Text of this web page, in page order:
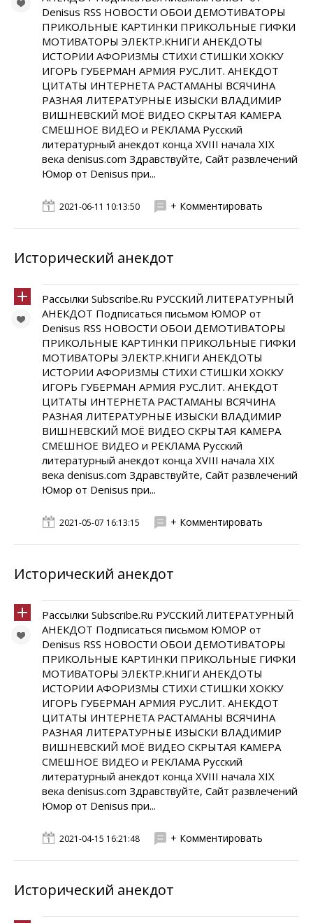
Denisus RSS НОВОСТИ ОБОИ ДЕМОТИВАТОРЫ
ПРИКОЛЬНЫЕ КАРТИНКИ ПРИКОЛЬНЫЕ ГИФКИ
МОТИВАТОРЫ ЭЛЕКТР.КНИГИ АНЕКДОТЫ
ИСТОРИИ АФОРИЗМЫ СТИХИ СТИШКИ ХОККУ
ИГОРЬ ГУБЕРМАН АРМИЯ РУС.ЛИТ. АНЕКДОТ
ЦИТАТЫ ИНТЕРНЕТА РАСТАМАНЫ ВСЯЧИНА
РАЗНАЯ ЛИТЕРАТУРНЫЕ ИЗЫСКИ ВЛАДИМИР
ВИШНЕВСКИЙ МОЁ ВИДЕО СКРЫТАЯ КАМЕРА
СМЕШНОЕ ВИДЕО и РЕКЛАМА Русский
литературный анекдот конца XVIII начала XIX
века denisus.com Здравствуйте, Сайт развлечений
Юмор от Denisus при...
2021-06-11 10:13:50 + Комментировать
Исторический анекдот
Рассылки Subscribe.Ru РУССКИЙ ЛИТЕРАТУРНЫЙ
АНЕКДОТ Подписаться письмом ЮМОР от
Denisus RSS НОВОСТИ ОБОИ ДЕМОТИВАТОРЫ
ПРИКОЛЬНЫЕ КАРТИНКИ ПРИКОЛЬНЫЕ ГИФКИ
МОТИВАТОРЫ ЭЛЕКТР.КНИГИ АНЕКДОТЫ
ИСТОРИИ АФОРИЗМЫ СТИХИ СТИШКИ ХОККУ
ИГОРЬ ГУБЕРМАН АРМИЯ РУС.ЛИТ. АНЕКДОТ
ЦИТАТЫ ИНТЕРНЕТА РАСТАМАНЫ ВСЯЧИНА
РАЗНАЯ ЛИТЕРАТУРНЫЕ ИЗЫСКИ ВЛАДИМИР
ВИШНЕВСКИЙ МОЁ ВИДЕО СКРЫТАЯ КАМЕРА
СМЕШНОЕ ВИДЕО и РЕКЛАМА Русский
литературный анекдот конца XVIII начала XIX
века denisus.com Здравствуйте, Сайт развлечений
Юмор от Denisus при...
2021-05-07 16:13:15 + Комментировать
Исторический анекдот
Рассылки Subscribe.Ru РУССКИЙ ЛИТЕРАТУРНЫЙ
АНЕКДОТ Подписаться письмом ЮМОР от
Denisus RSS НОВОСТИ ОБОИ ДЕМОТИВАТОРЫ
ПРИКОЛЬНЫЕ КАРТИНКИ ПРИКОЛЬНЫЕ ГИФКИ
МОТИВАТОРЫ ЭЛЕКТР.КНИГИ АНЕКДОТЫ
ИСТОРИИ АФОРИЗМЫ СТИХИ СТИШКИ ХОККУ
ИГОРЬ ГУБЕРМАН АРМИЯ РУС.ЛИТ. АНЕКДОТ
ЦИТАТЫ ИНТЕРНЕТА РАСТАМАНЫ ВСЯЧИНА
РАЗНАЯ ЛИТЕРАТУРНЫЕ ИЗЫСКИ ВЛАДИМИР
ВИШНЕВСКИЙ МОЁ ВИДЕО СКРЫТАЯ КАМЕРА
СМЕШНОЕ ВИДЕО и РЕКЛАМА Русский
литературный анекдот конца XVIII начала XIX
века denisus.com Здравствуйте, Сайт развлечений
Юмор от Denisus при...
2021-04-15 16:21:48 + Комментировать
Исторический анекдот